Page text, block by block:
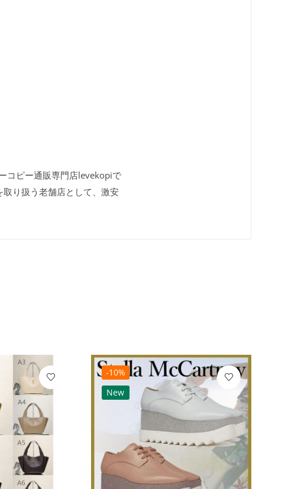
コピー通販専門店levekopiで
り扱う老舗店として、激安
-10%
New